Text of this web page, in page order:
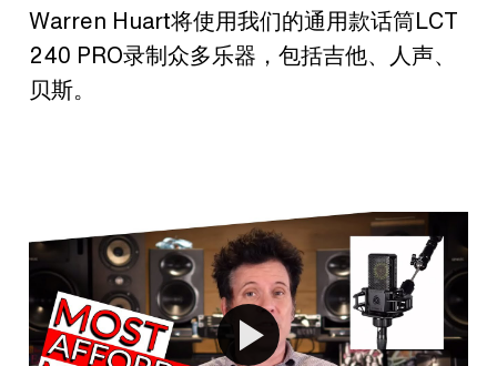
Warren Huart将使用我们的通用款话筒LCT
240 PRO录制众多乐器，包括吉他、人声、
贝斯。